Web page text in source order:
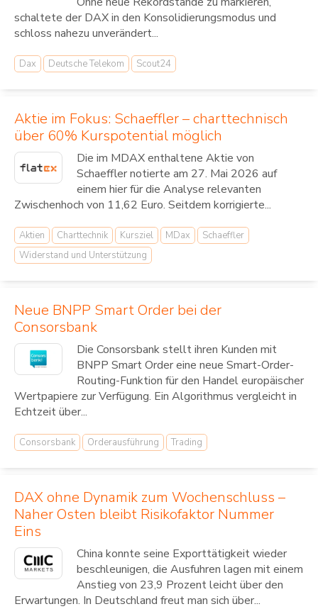
schaltete der DAX in den Konsolidierungsmodus und
schloss nahezu unverändert...
Dax Deutsche Telekom Scout24
Aktie im Fokus: Schaeffler – charttechnisch
über 60% Kurspotential möglich
Die im MDAX enthaltene Aktie von
Schaeffler notierte am 27. Mai 2026 auf
einem hier für die Analyse relevanten
Zwischenhoch von 11,62 Euro. Seitdem korrigierte...
Aktien Charttechnik Kursziel MDax
Schaeffler
Widerstand und Unterstützung
Neue BNPP Smart Order bei der
Consorsbank
Die Consorsbank stellt ihren Kunden mit
BNPP Smart Order eine neue Smart-Order-
Routing-Funktion für den Handel europäischer
Wertpapiere zur Verfügung. Ein Algorithmus vergleicht in
Echtzeit über...
Consorsbank Orderausführung Trading
DAX ohne Dynamik zum Wochenschluss –
Naher Osten bleibt Risikofaktor Nummer
Eins
China konnte seine Exporttätigkeit wieder
beschleunigen, die Ausfuhren lagen mit einem
Anstieg von 23,9 Prozent leicht über den
Erwartungen. In Deutschland freut man sich über...